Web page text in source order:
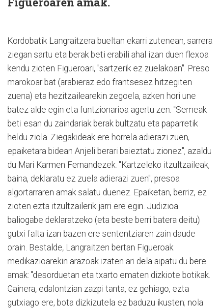
Kordobatik Langraitzera bueltan ekarri zutenean, sarrera
ziegan sartu eta berak beti erabili ahal izan duen flexoa
kendu zioten Figueroari, "sartzerik ez zuelakoan". Preso
marokoar bat (arabieraz edo frantsesez hitzegiten
zuena) eta hezitzailearekin zegoela, azken hori une
batez alde egin eta funtzionarioa agertu zen. "Semeak
beti esan du zaindariak berak bultzatu eta paparretik
heldu ziola. Ziegakideak ere horrela adierazi zuen,
epaiketara bidean Anjeli berari baieztatu zionez", azaldu
du Mari Karmen Fernandezek. "Kartzeleko itzultzaileak,
baina, deklaratu ez zuela adierazi zuen", presoa
algortarraren amak salatu duenez. Epaiketan, berriz, ez
zioten ezta itzultzailerik jarri ere egin. Judizioa
baliogabe deklaratzeko (eta beste berri batera deitu)
gutxi falta izan bazen ere sententziaren zain daude
orain. Bestalde, Langraitzen bertan Figueroak
medikazioarekin arazoak izaten ari dela aipatu du bere
amak: "desorduetan eta txarto ematen dizkiote botikak.
Gainera, edalontzian zazpi tanta, ez gehiago, ezta
gutxiago ere, bota dizkizutela ez baduzu ikusten; nola